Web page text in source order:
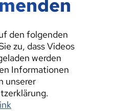
den folgenden
zu, dass Videos
werden
Informationen
unserer